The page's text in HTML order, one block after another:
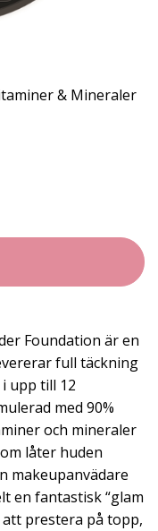
& Mineraler
Foundation är en
full täckning
upp till 12
med 90%
och mineraler
låter huden
makeupanvädare
en fantastisk “glam
att prestera på topp,